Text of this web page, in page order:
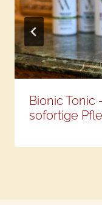
Bionic Tonic
sofortige